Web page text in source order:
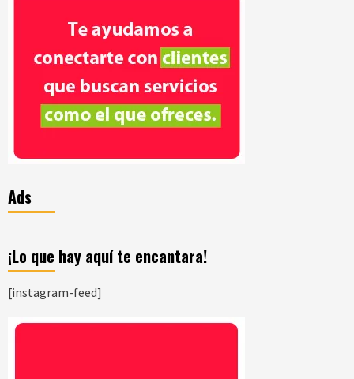
Ads
¡Lo que hay aquí te encantara!
[instagram-feed]